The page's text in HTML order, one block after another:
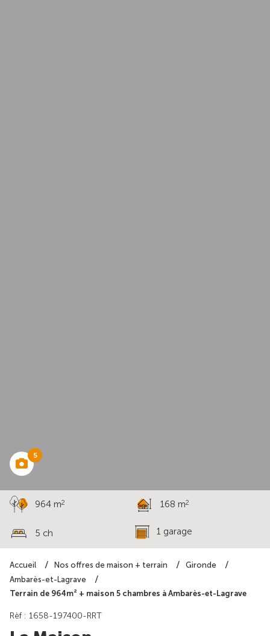
Accueil Nos offres de maison + terrain
Gironde
Ambarès-et-Lagrave
Terrain de 964m² + maison 5 chambres à Ambarès-et-Lagrave
5
964 m2 168 m2
5 ch 1 garage
Rèf : 1658-197400-RRT